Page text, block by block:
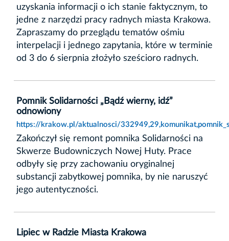
uzyskania informacji o ich stanie faktycznym, to
jedne z narzędzi pracy radnych miasta Krakowa.
Zapraszamy do przeglądu tematów ośmiu
interpelacji i jednego zapytania, które w terminie
od 3 do 6 sierpnia złożyło sześcioro radnych.
Pomnik Solidarności „Bądź wierny, idź”
odnowiony
https://krakow.pl/aktualnosci/
Zakończył się remont pomnika Solidarności na
Skwerze Budowniczych Nowej Huty. Prace
odbyły się przy zachowaniu oryginalnej
substancji zabytkowej pomnika, by nie naruszyć
jego autentyczności.
Lipiec w Radzie Miasta Krakowa